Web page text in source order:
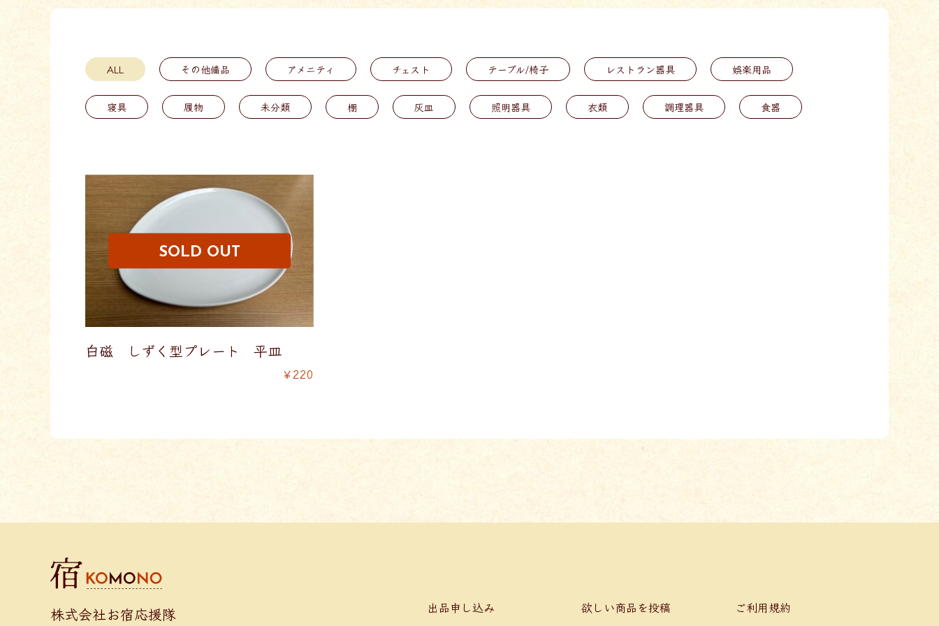
ALL その他備品 アメニティ チェスト テーブル/椅子 レストラン器具 娯楽用品
寝具 履物 未分類 棚 灰皿 照明器具 衣類 調理器具 食器
白磁 しずく型プレート 平皿
￥220
株式会社お宿応援隊
出品申し込み
欲しい商品を投稿
ご利用規約